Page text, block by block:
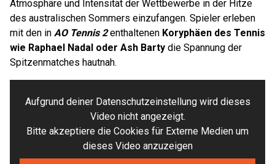
Atmosphäre und Intensität der Wettbewerbe in der Hitze
des australischen Sommers einzufangen. Spieler erleben
mit den in AO Tennis 2enthaltenen Koryphäen des Tennis
wie Raphael Nadal oder Ash Barty die Spannung der
Spitzenmatches hautnah.
Aufgrund deiner Datenschutzeinstellung wird dieses
Video nicht angezeigt.
Bitte akzeptiere die Cookies für Externe Medien um
dieses Video anzuzeigen